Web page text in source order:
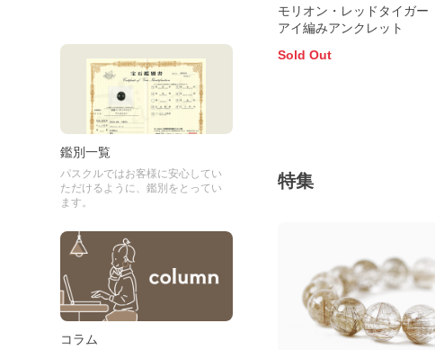
鑑別一覧
パスクルではお客様に安心してい
ただけるように、鑑別をとってい
ます。
コラム
モリオン・レッドタイガー
アイ編みアンクレット
Sold Out
特集